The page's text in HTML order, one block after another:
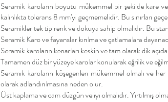
Seramik karoların boyutu mükemmel bir şekilde kare
kalınlıkta tolerans 8 mm'yi geçmemelidir. Bu sınırları
Seramikler tek tip renk ve dokuya sahip olmalıdır. Bu
Seramik Karo ve fayanslar kırılma ve çatlamalara
Seramik karoların kenarları keskin ve tam olarak dik
Tamamen düz bir yüzeye karolar konularak eğrilik ve
Seramik karoların köşegenleri mükemmel olmalı ve
olarak adlandırılmasına neden olur.
Üst kaplama ve cam düzgün ve iyi olmalıdır. Yırtılmış